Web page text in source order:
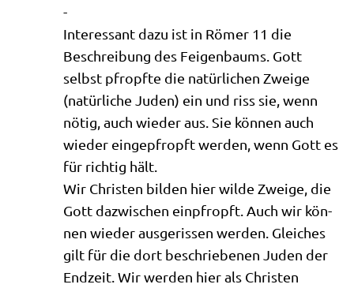
-
Inter­es­sant dazu ist in Römer 11 die
Beschrei­bung des Fei­gen­baums. Gott
selbst pfropf­te die natür­li­chen Zwei­ge
(natür­li­che Juden) ein und riss sie, wenn
nötig, auch wie­der aus. Sie kön­nen auch
wie­der ein­ge­pfropft wer­den, wenn Gott es
für rich­tig hält.
Wir Chri­sten bil­den hier wil­de Zwei­ge, die
Gott dazwi­schen ein­pfropft. Auch wir kön­
nen wie­der aus­ge­ris­sen wer­den. Glei­ches
gilt für die dort beschrie­be­nen Juden der
End­zeit. Wir wer­den hier als Chri­sten